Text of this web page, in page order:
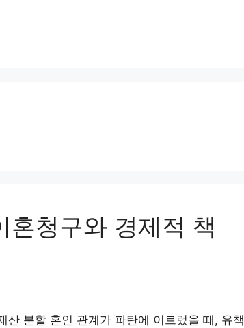
청구와 경제적 책
산 분할 혼인 관계가 파탄에 이르렀을 때, 유책